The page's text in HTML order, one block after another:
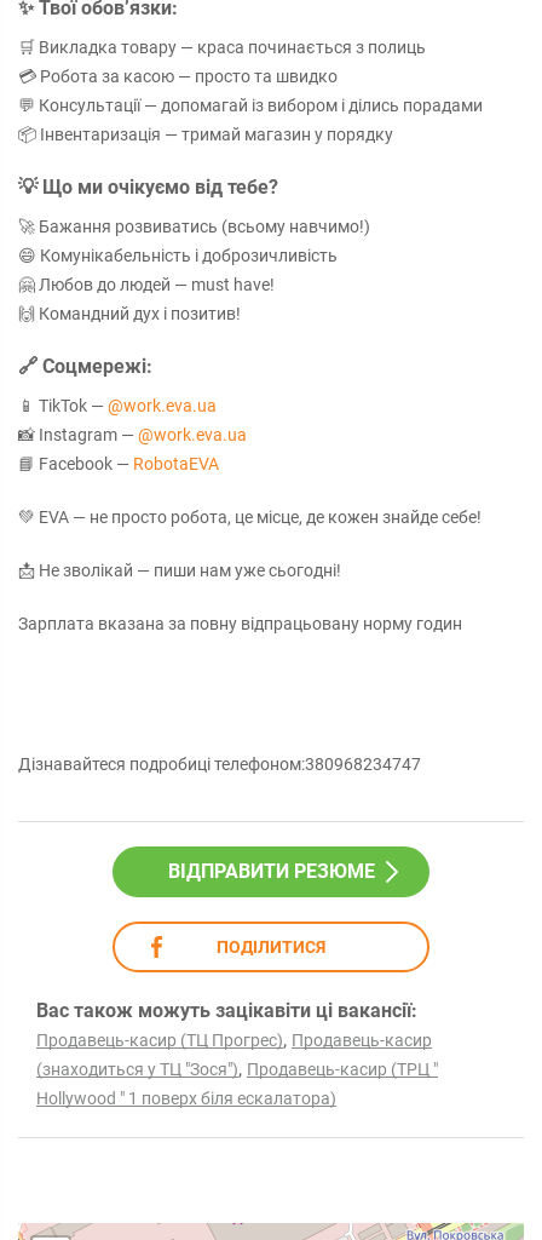
✨ Твої обов’язки:
🛒 Викладка товару — краса починається з полиць
💳 Робота за касою — просто та швидко
💬 Консультації — допомагай із вибором і ділись порадами
📦 Інвентаризація — тримай магазин у порядку
💡 Що ми очікуємо від тебе?
🚀 Бажання розвиватись (всьому навчимо!)
😄 Комунікабельність і доброзичливість
🤗 Любов до людей — must have!
🙌 Командний дух і позитив!
🔗 Соцмережі:
📱 TikTok — @work.eva.ua
📸 Instagram — @work.eva.ua
📘 Facebook — RobotaEVA
💚 EVA — не просто робота, це місце, де кожен знайде себе!
📩 Не зволікай — пиши нам уже сьогодні!
Зарплата вказана за повну відпрацьовану норму годин
Дізнавайтеся подробиці телефоном:380968234747
ВІДПРАВИТИ РЕЗЮМЕ
ПОДІЛИТИСЯ
Вас також можуть зацікавіти ці вакансії:
Продавець-касир (ТЦ Прогрес), Продавець-касир
(знаходиться у ТЦ "Зося"), Продавець-касир (ТРЦ "
Hollywood " 1 поверх біля ескалатора)